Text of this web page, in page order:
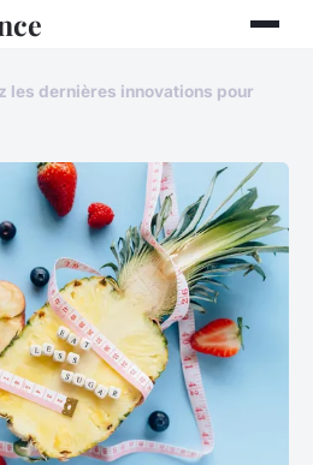
les dernières innovations pour